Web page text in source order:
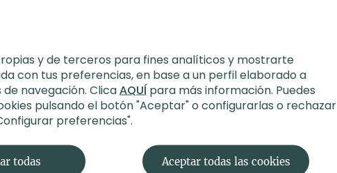
y de terceros para fines analíticos y mostrarte
con tus preferencias, en base a un perfil elaborado a
navegación. ClicaAQUÍpara más información. Puedes
pulsando el botón "Aceptar" o configurarlas o rechazar
preferencias".
todas Aceptar todas las cookies